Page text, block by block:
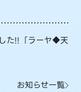
た!!「ラーヤ◆天
お知らせ一覧